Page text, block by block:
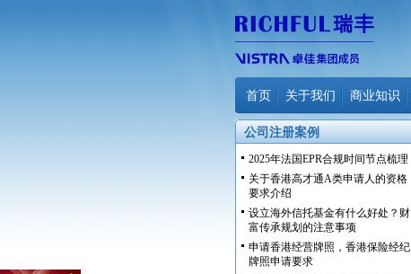
首页 关于我们 商业知识
公司注册案例
2025年法国EPR合规时间节点梳理
关于香港高才通A类申请人的资格
要求介绍
设立海外信托基金有什么好处？财
富传承规划的注意事项
申请香港经营牌照，香港保险经纪
牌照申请要求